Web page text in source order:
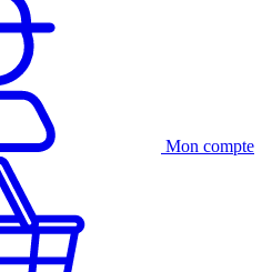
Mon compte